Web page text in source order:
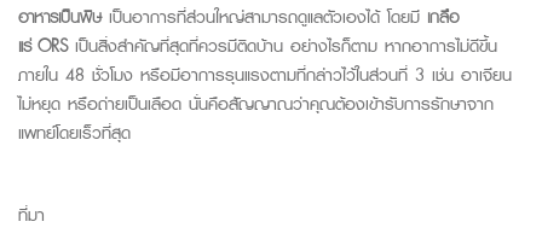
อาหารเป็นพิษเป็นอาการที่ส่วนใหญ่สามารถดูแลตัวเองได้ โดยมี เกลือ
แร่ORSเป็นสิ่งสำคัญที่สุดที่ควรมีติดบ้าน อย่างไรก็ตาม หากอาการไม่ดีขึ้น
ภายใน 48 ชั่วโมง หรือมีอาการรุนแรงตามที่กล่าวไว้ในส่วนที่ 3 เช่น อาเจียน
ไม่หยุด หรือถ่ายเป็นเลือด นั่นคือสัญญาณว่าคุณต้องเข้ารับการรักษาจาก
แพทย์โดยเร็วที่สุด
ที่มา